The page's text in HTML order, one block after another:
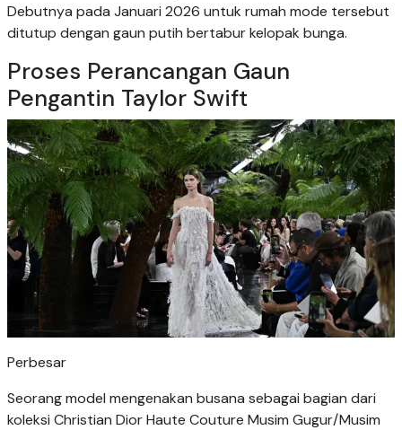
Debutnya pada Januari 2026 untuk rumah mode tersebut
ditutup dengan gaun putih bertabur kelopak bunga.
Proses Perancangan Gaun
Pengantin Taylor Swift
Perbesar
Seorang model mengenakan busana sebagai bagian dari
koleksi Christian Dior Haute Couture Musim Gugur/Musim